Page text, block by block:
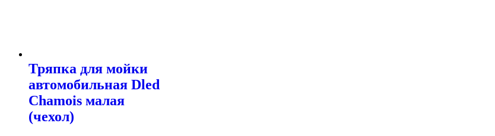
Тряпка для мойки
автомобильная Dled
Chamois малая
(чехол)